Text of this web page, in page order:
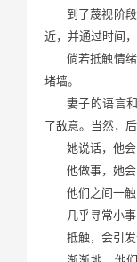
到了蔑视阶
近，并通过时间
倘若抵触情
堵墙。
妻子的语言
了敌意。当然，
她说话，他
他做事，她
他们之间一触
几乎寻常小
抵触，会引
渐渐地，他